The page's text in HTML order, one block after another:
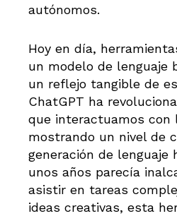
autónomos.
Hoy en día,
un modelo de lenguaje
un reflejo tangible de
ChatGPT ha
que interactuamos con
mostrando un nivel de
generación de lenguaje
unos años parecía
asistir en tareas
ideas creativas, esta